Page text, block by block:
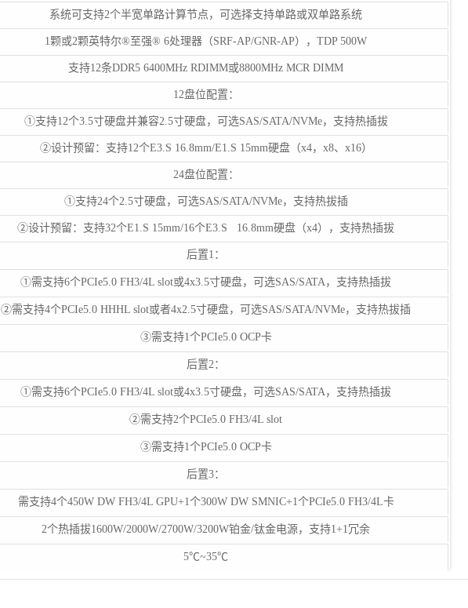
系统可支持2个半宽单路计算节点，可选择支持单路或双单路系统
1颗或2颗英特尔®至强® 6处理器（SRF-AP/GNR-AP），TDP 500W
支持12条DDR5 6400MHz RDIMM或8800MHz MCR DIMM
12盘位配置：
①支持12个3.5寸硬盘并兼容2.5寸硬盘，可选SAS/SATA/NVMe，支持热插拔
②设计预留：支持12个E3.S 16.8mm/E1.S 15mm硬盘（x4，x8、x16）
24盘位配置：
①支持24个2.5寸硬盘，可选SAS/SATA/NVMe，支持热拔插
②设计预留：支持32个E1.S 15mm/16个E3.S 16.8mm硬盘（x4），支持热插拔
后置1：
①需支持6个PCIe5.0 FH3/4L slot或4x3.5寸硬盘，可选SAS/SATA，支持热插拔
②需支持4个PCIe5.0 HHHL slot或者4x2.5寸硬盘，可选SAS/SATA/NVMe，支持热拔插
③需支持1个PCIe5.0 OCP卡
后置2：
①需支持6个PCIe5.0 FH3/4L slot或4x3.5寸硬盘，可选SAS/SATA，支持热插拔
②需支持2个PCIe5.0 FH3/4L slot
③需支持1个PCIe5.0 OCP卡
后置3：
需支持4个450W DW FH3/4L GPU+1个300W DW SMNIC+1个PCIe5.0 FH3/4L卡
2个热插拔1600W/2000W/2700W/3200W铂金/钛金电源，支持1+1冗余
5℃~35℃